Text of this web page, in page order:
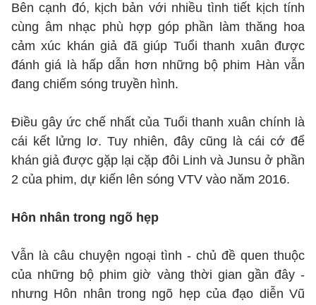
Bên cạnh đó, kịch bản với nhiều tình tiết kịch tính
cùng âm nhạc phù hợp góp phần làm thăng hoa
cảm xúc khán giả đã giúp Tuổi thanh xuân được
đánh giá là hấp dẫn hơn những bộ phim Hàn vẫn
đang chiếm sóng truyền hình.
Điều gây ức chế nhất của Tuổi thanh xuân chính là
cái kết lửng lơ. Tuy nhiên, đây cũng là cái cớ để
khán giả được gặp lại cặp đôi Linh và Junsu ở phần
2 của phim, dự kiến lên sóng VTV vào năm 2016.
Hôn nhân trong ngõ hẹp
Vẫn là câu chuyện ngoại tình - chủ đề quen thuộc
của những bộ phim giờ vàng thời gian gần đây -
nhưng Hôn nhân trong ngõ hẹp của đạo diễn Vũ